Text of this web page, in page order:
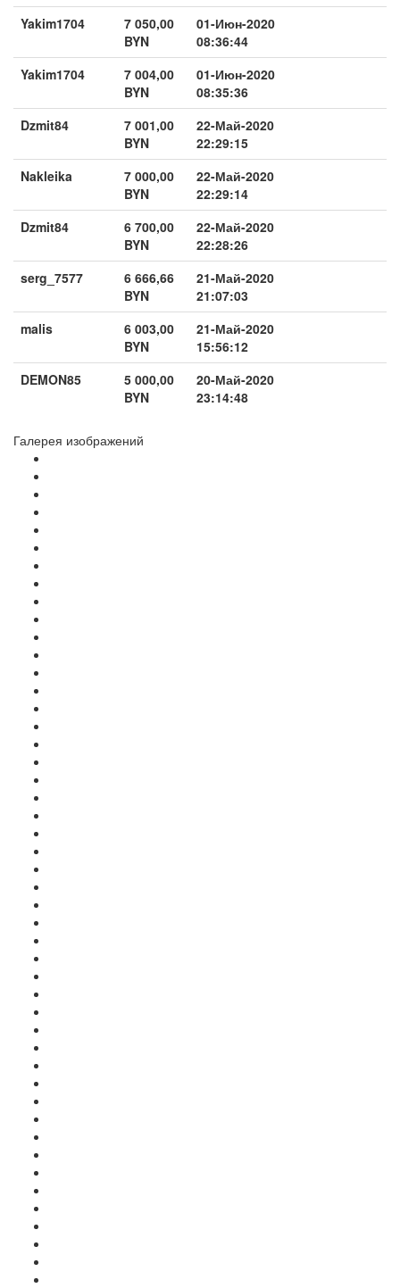
Yakim1704
7 050,00
BYN
01-Июн-2020
08:36:44
Yakim1704
7 004,00
BYN
01-Июн-2020
08:35:36
Dzmit84
7 001,00
BYN
22-Май-2020
22:29:15
Nakleika
7 000,00
BYN
22-Май-2020
22:29:14
Dzmit84
6 700,00
BYN
22-Май-2020
22:28:26
serg_7577
6 666,66
BYN
21-Май-2020
21:07:03
malis
6 003,00
BYN
21-Май-2020
15:56:12
DEMON85
5 000,00
BYN
20-Май-2020
23:14:48
Галерея изображений